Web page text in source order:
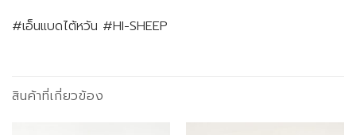
#เอ็นแบดไต้หวัน #HI-SHEEP
สินค้าที่เกี่ยวข้อง